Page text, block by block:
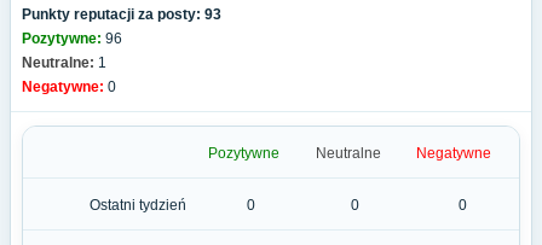
Punkty reputacji za posty: 93
Pozytywne: 96
Neutralne: 1
Negatywne: 0
Pozytywne Neutralne Negatywne
Ostatni tydzień 0 0 0